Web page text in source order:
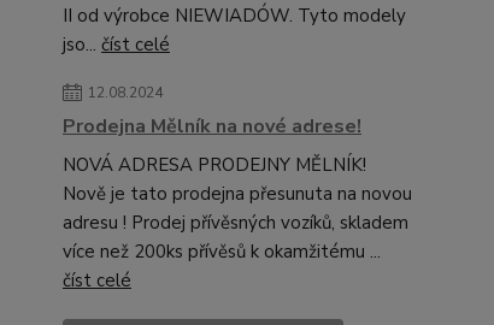
II od výrobce NIEWIADÓW. Tyto modely
jso... číst celé
12.08.2024
Prodejna Mělník na nové adrese!
NOVÁ ADRESA PRODEJNY MĚLNÍK!
Nově je tato prodejna přesunuta na novou
adresu ! Prodej přívěsných vozíků, skladem
více než 200ks přívěsů k okamžitému ...
číst celé